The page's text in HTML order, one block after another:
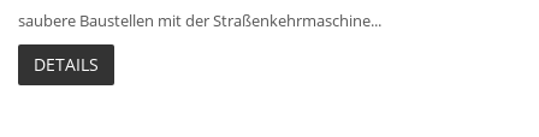
saubere Baustellen mit der Straßenkehrmaschine...
DETAILS